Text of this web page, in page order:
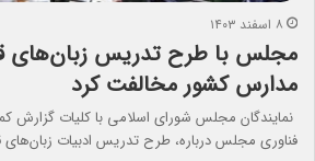
۸ اسفند ۱۴۰۳
مجلس با طرح تدریس زبان‌های
مدارس کشور مخالفت کرد
نمایندگان مجلس شورای اسلامی با کلیات گزارش
فناوری مجلس درباره، طرح تدریس ادبیات